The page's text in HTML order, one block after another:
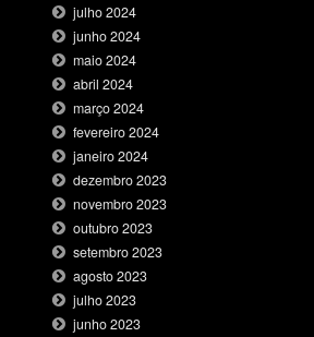
julho 2024
junho 2024
maio 2024
abril 2024
março 2024
fevereiro 2024
janeiro 2024
dezembro 2023
novembro 2023
outubro 2023
setembro 2023
agosto 2023
julho 2023
junho 2023